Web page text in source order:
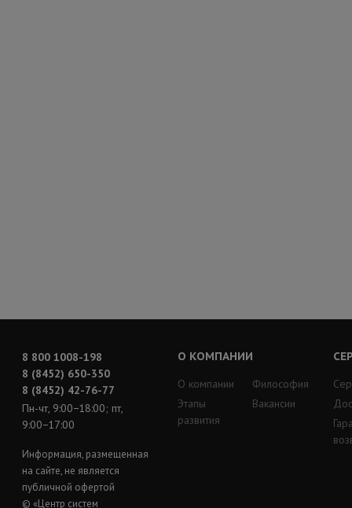
8 800 1008-198
8 (8452) 650-350
8 (8452) 42-76-77
Пн-чт, 9:00−18:00; пт,
9:00−17:00
Информация, размещенная
на сайте, не является
публичной офертой
© «Центр систем
О КОМПАНИИ
О компании
Этапы
развития
Философия
Вакансии